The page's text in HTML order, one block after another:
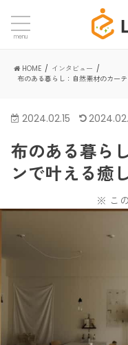
menu
HOME
インタビュー
布のある暮らし：自然素材のカー
2024.02.15
布のある暮ら
ンで叶える癒
※ こ